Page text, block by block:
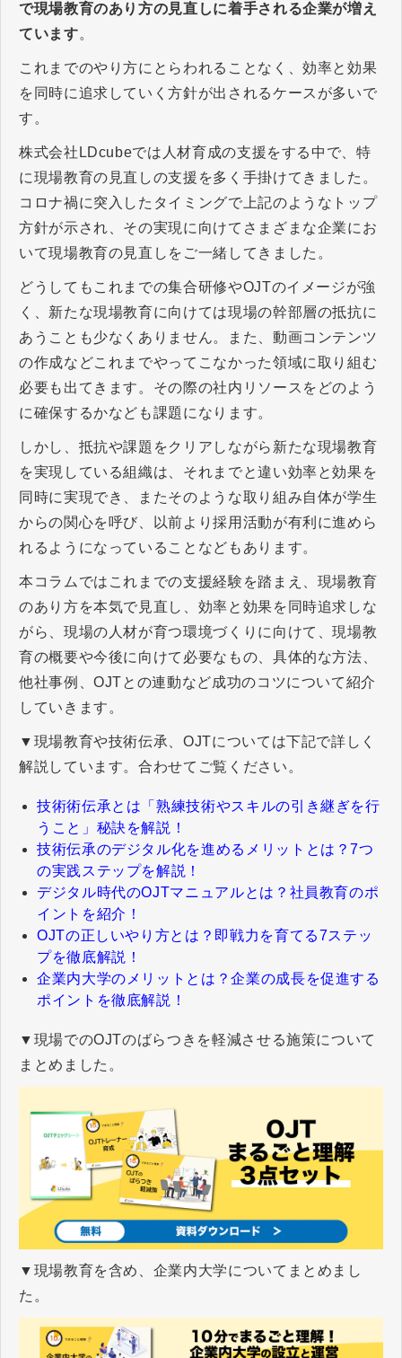
で現場教育のあり方の見直しに着手される企業が増え
ています。
これまでのやり方にとらわれることなく、効率と効果
を同時に追求していく方針が出されるケースが多いで
す。
株式会社LDcubeでは人材育成の支援をする中で、特
に現場教育の見直しの支援を多く手掛けてきました。
コロナ禍に突入したタイミングで上記のようなトップ
方針が示され、その実現に向けてさまざまな企業にお
いて現場教育の見直しをご一緒してきました。
どうしてもこれまでの集合研修やOJTのイメージが強
く、新たな現場教育に向けては現場の幹部層の抵抗に
あうことも少なくありません。また、動画コンテンツ
の作成などこれまでやってこなかった領域に取り組む
必要も出てきます。その際の社内リソースをどのよう
に確保するかなども課題になります。
しかし、抵抗や課題をクリアしながら新たな現場教育
を実現している組織は、それまでと違い効率と効果を
同時に実現でき、またそのような取り組み自体が学生
からの関心を呼び、以前より採用活動が有利に進めら
れるようになっていることなどもあります。
本コラムではこれまでの支援経験を踏まえ、現場教育
のあり方を本気で見直し、効率と効果を同時追求しな
がら、現場の人材が育つ環境づくりに向けて、現場教
育の概要や今後に向けて必要なもの、具体的な方法、
他社事例、OJTとの連動など成功のコツについて紹介
していきます。
▼現場教育や技術伝承、OJTについては下記で詳しく
解説しています。合わせてご覧ください。
技術術伝承とは「熟練技術やスキルの引き継ぎを行
うこと」秘訣を解説！
技術伝承のデジタル化を進めるメリットとは？7つ
の実践ステップを解説！
デジタル時代のOJTマニュアルとは？社員教育のポ
イントを紹介！
OJTの正しいやり方とは？即戦力を育てる7ステッ
プを徹底解説！
企業内大学のメリットとは？企業の成長を促進する
ポイントを徹底解説！
▼現場でのOJTのばらつきを軽減させる施策について
まとめました。
▼現場教育を含め、企業内大学についてまとめまし
た。